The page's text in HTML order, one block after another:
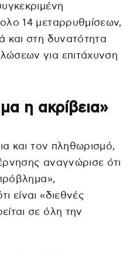
14 μεταρρυθμίσεων,
και στη δυνατότητα
για επιτάχυνση
η ακρίβεια»
και τον πληθωρισμό,
αναγνώρισε ότι
είναι «διεθνές
σε όλη την